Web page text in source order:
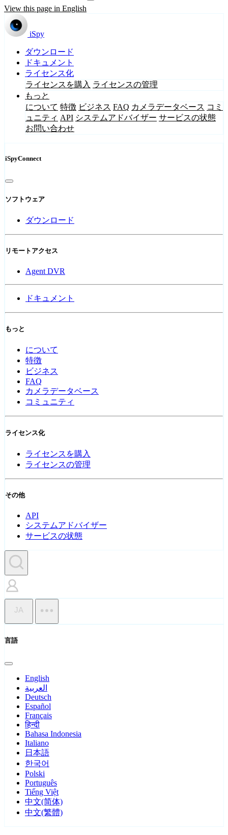
View this page in English
iSpy
ダウンロード
ドキュメント
ライセンス化
ライセンスを購入 ライセンスの管理
もっと
について 特徴 ビジネス FAQ カメラデータベース コミ
ュニティ API システムアドバイザー サービスの状態
お問い合わせ
iSpyConnect
ソフトウェア
ダウンロード
リモートアクセス
Agent DVR
ドキュメント
もっと
について
特徴
ビジネス
FAQ
カメラデータベース
コミュニティ
ライセンス化
ライセンスを購入
ライセンスの管理
その他
API
システムアドバイザー
サービスの状態
JA
言語
English
العربية
Deutsch
Español
Français
हिन्दी
Bahasa Indonesia
Italiano
日本語
한국어
Polski
Português
Tiếng Việt
中文(简体)
中文(繁體)